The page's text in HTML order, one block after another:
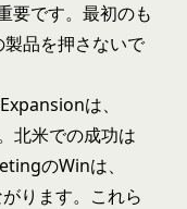
要です。最初のも
品を押さないで
は、
北米での成功は
のWinは、
ります。これら